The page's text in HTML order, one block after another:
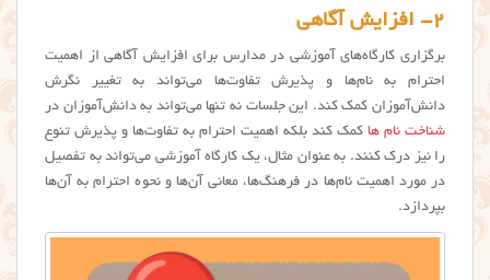
۲- افزایش آگاهی
برگزاری کارگاه‌های آموزشی در مدارس برای افزایش آگاهی از اهمیت
احترام به نام‌ها و پذیرش تفاوت‌ها می‌تواند به تغییر نگرش
دانش‌آموزان کمک کند. این جلسات نه تنها می‌تواند به دانش‌آموزان در
شناخت نام ها کمک کند بلکه اهمیت احترام به تفاوت‌ها و پذیرش تنوع
را نیز درک کنند. به عنوان مثال، یک کارگاه آموزشی می‌تواند به تفصیل
در مورد اهمیت نام‌ها در فرهنگ‌ها، معانی آن‌ها و نحوه احترام به آن‌ها
بپردازد.